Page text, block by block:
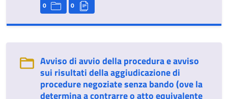
0 0
Avviso di avvio della procedura e avviso
sui risultati della aggiudicazione di
procedure negoziate senza bando (ove la
determina a contrarre o atto equivalente